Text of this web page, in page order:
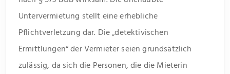
Untervermietung stellt eine erhebliche
Pflichtverletzung dar. Die „detektivischen
Ermittlungen“ der Vermieter seien grundsätzlich
zulässig, da sich die Personen, die die Mieterin